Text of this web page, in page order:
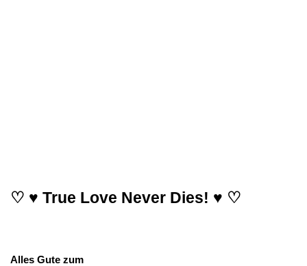
♡ ♥ True Love Never Dies! ♥ ♡
Alles Gute zum